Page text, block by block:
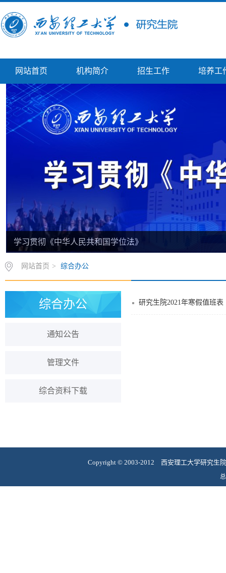
网站首页 机构简介 招生工作 培养工
学习贯彻《中华人民共和国学位法》
网站首页 > 综合办公
综合办公
通知公告
管理文件
综合资料下载
研究生院2021年寒假值班表
Copyright © 2003-2012 西安理工大学研究生